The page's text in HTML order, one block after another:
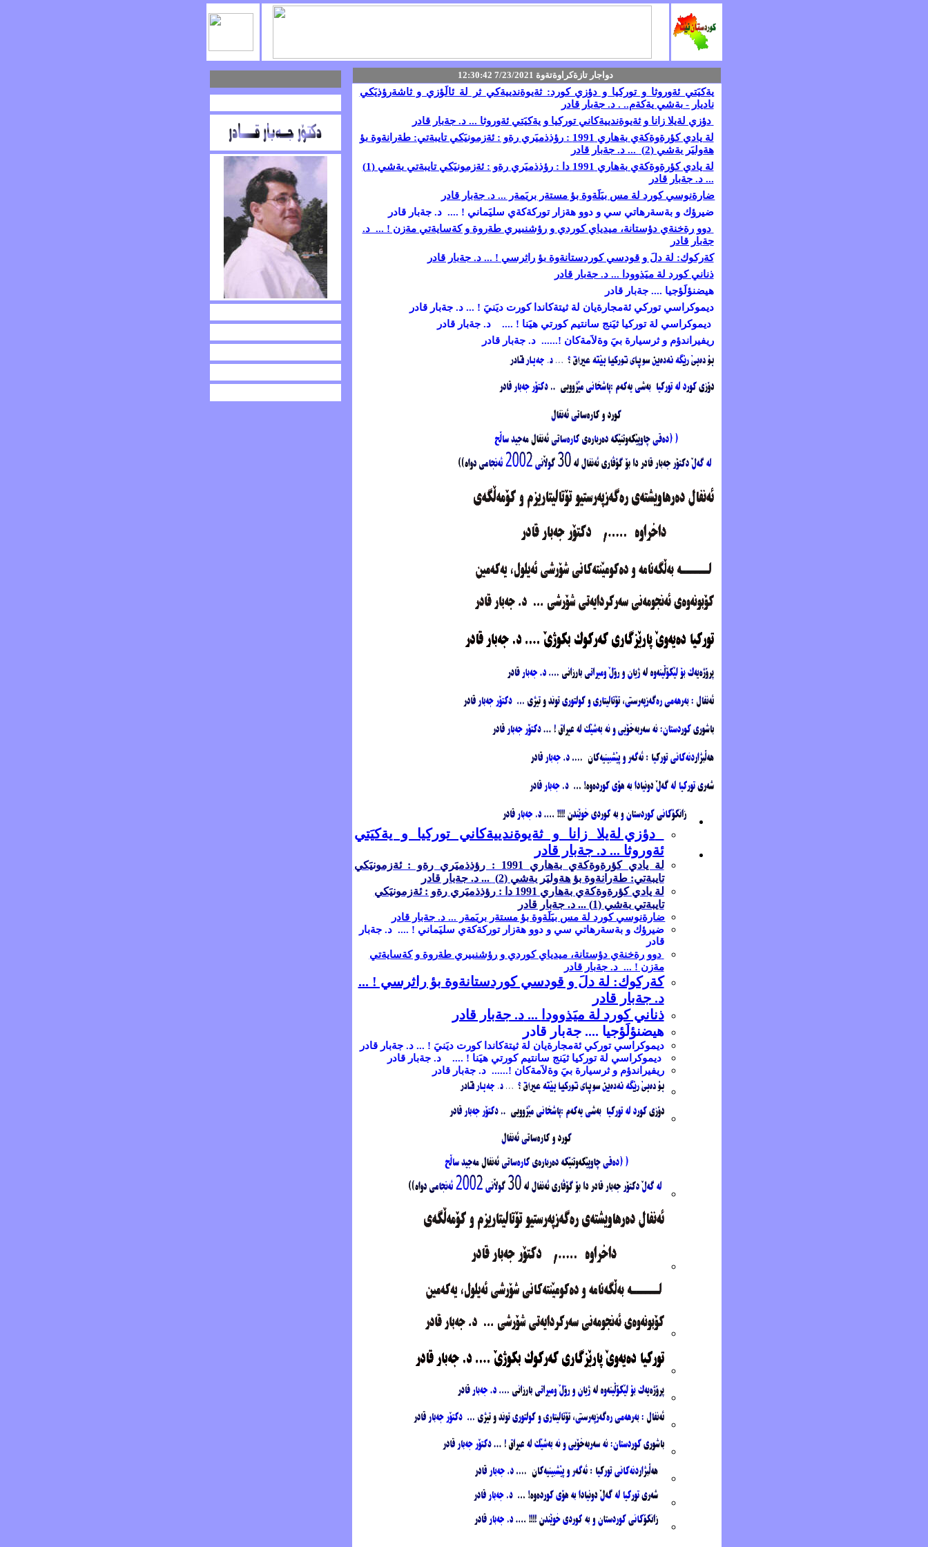
دواجار تازةكراوةتةوة 7/23/2021 12:30:42
يةكيَتي ئةوروثا و توركيا و دؤزي كورد: ثةيوةندييةكي ثر لة ئالَؤزي و ثاشةرؤذيَكي
ناديار - بةشي يةكةم.. .د. جةبار قادر
دؤزي لةيلا زانا و ثةيوةندييةكاني توركيا و يةكيَتي ئةوروثا ... د. جةبار قادر
لة يادي كؤرةوةكةي بةهاري 1991 : رؤذذميَري رةو : ئةزمونيَكي تايبةتي: طةرانةوة بؤ
هةوليَربةشي (2)
... د. جةبار قادر
لة يادي كؤرةوةكةي بةهاري 1991 دا : رؤذذميَري رةو : ئةزمونيَكي تايبةتي
بةشي (1)
... د. جةبار قادر
ضارةنوسي كورد لة مس بيَلَةوة بؤ مستةر بريَمةر ... د. جةبار قادر
ضيرؤك و بةسةرهاتي سي و دوو هةزار توركةكةي سليَماني ! .... د. جةبار قادر
دوو رةخنةي دؤستانة، ميدياي كوردي و رؤشنبيري طةروة و كةسايةتي مةزن ! ... د.
جةبار قادر
كةركوك: لة دلَ و قودسي كوردستانةوة بؤ راثرسي ! ... د. جةبار قادر
ذناني كورد لة ميَذوودا
...د. جةبار قادر
هيضنؤلَؤجيا .... جةبار قادر
ديموكراسي توركي ئةمجارةيان لة ثيتةكاندا كورت ديَنيَ ! ... د. جةبار قادر
ديموكراسي لة توركيا ثيَنج سانتيم كورتي هيَنا ! .... د. جةبار قادر
ريفيراندؤم و ثرسيارة بيَ وةلاَمةكان !...... د. جةبار قادر
دؤزي لةيلا زانا و ثةيوةندييةكاني توركيا و يةكيَتي
ئةوروثا ... د. جةبار قادر
لة يادي كؤرةوةكةي بةهاري 1991 : رؤذذميَري رةو : ئةزمونيَكي
تايبةتي: طةرانةوة بؤ هةوليَربةشي (2)
... د. جةبار قادر
لة يادي كؤرةوةكةي بةهاري 1991 دا : رؤذذميَري رةو : ئةزمونيَكي
تايبةتيبةشي (1) ... د. جةبار قادر
ضارةنوسي كورد لة مس بيَلَةوة بؤ مستةر بريَمةر ... د. جةبار قادر
ضيرؤك و بةسةرهاتي سي و دوو هةزار توركةكةي سليَماني ! .... د. جةبار
قادر
دوو رةخنةي دؤستانة، ميدياي كوردي و رؤشنبيري طةروة و كةسايةتي
مةزن ! ... د. جةبار قادر
كةركوك: لة دلَ و قودسي كوردستانةوة بؤ راثرسي ! ...
د. جةبار قادر
ذناني كورد لة ميَذوودا ...د. جةبار قادر
هيضنؤلَؤجيا .... جةبار قادر
ديموكراسي توركي ئةمجارةيان لة ثيتةكاندا كورت ديَنيَ ! ... د. جةبار قادر
ديموكراسي لة توركيا ثيَنج سانتيم كورتي هيَنا ! .... د. جةبار قادر
ريفيراندؤم و ثرسيارة بيَ وةلاَمةكان !...... د. جةبار قادر